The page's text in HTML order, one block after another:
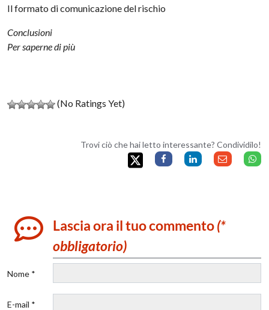
Il formato di comunicazione del rischio
Conclusioni
Per saperne di più
(No Ratings Yet)
Trovi ciò che hai letto interessante? Condividilo!
Lascia ora il tuo commento(*
obbligatorio)
Nome *
E-mail *